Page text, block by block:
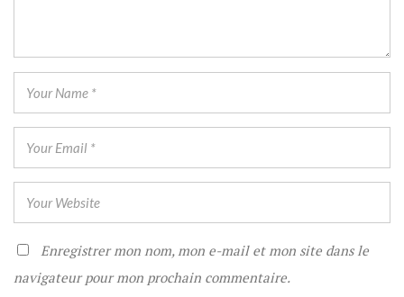
Enregistrer mon nom, mon e-mail et mon site dans le
navigateur pour mon prochain commentaire.